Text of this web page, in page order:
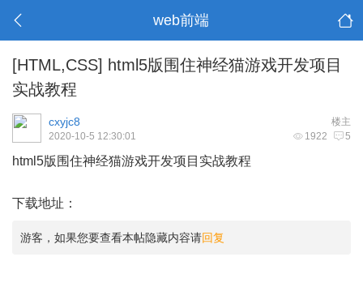
web前端
[HTML,CSS] html5版围住神经猫游戏开发项目
实战教程
楼主
cxyjc8
1922 5
2020-10-5 12:30:01
html5版围住神经猫游戏开发项目实战教程
下载地址：
游客，如果您要查看本帖隐藏内容请回复